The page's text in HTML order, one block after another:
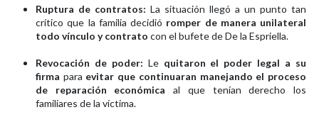
Ruptura de contratos: La situación llegó a un punto tan
crítico que la familia decidió romper de manera unilateral
todo vínculo y contrato con el bufete de De la Espriella.
Revocación de poder: Le quitaron el poder legal a su
firma para evitar que continuaran manejando el proceso
de reparación económicaal que tenían derecho los
familiares de la víctima.